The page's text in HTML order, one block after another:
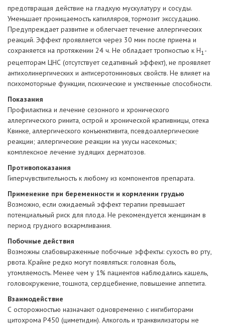
предотвращая действие на гладкую мускулатуру и сосуды.
Уменьшает проницаемость капилляров, тормозит экссудацию.
Предупреждает развитие и облегчает течение аллергических
реакций. Эффект проявляется через 30 мин после приема и
сохраняется на протяжении 24 ч. Не обладает тропностью к H1 -
рецепторам ЦНС (отсутствует седативный эффект), не проявляет
антихолинергических и антисеротониновых свойств. Не влияет на
психомоторные функции, психические и умственные способности.
Показания
Профилактика и лечение сезонного и хронического
аллергического ринита, острой и хронической крапивницы, отека
Квинке, аллергического конъюнктивита, псевдоаллергические
реакции; аллергические реакции на укусы насекомых;
комплексное лечение зудящих дерматозов.
Противопоказания
Гиперчувствительность к любому из компонентов препарата.
Применение при беременности и кормлении грудью
Возможно, если ожидаемый эффект терапии превышает
потенциальный риск для плода. Не рекомендуется женщинам в
период грудного вскармливания.
Побочные действия
Возможны слабовыраженные побочные эффекты: сухость во рту,
рвота. Крайне редко могут появляться: головная боль,
утомляемость. Менее чем у 1% пациентов наблюдались кашель,
головокружение, тошнота, сердцебиение, повышение аппетита.
Взаимодействие
С осторожностью назначают одновременно с ингибиторами
цитохрома Р450 (циметидин). Алкоголь и транквилизаторы не